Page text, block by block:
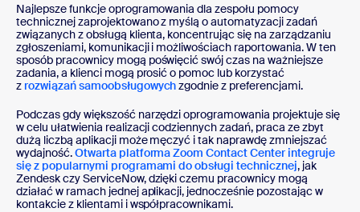
Najlepsze funkcje oprogramowania dla zespołu pomocy
technicznej zaprojektowano z myślą o automatyzacji zadań
związanych z obsługą klienta, koncentrując się na zarządzaniu
zgłoszeniami, komunikacji i możliwościach raportowania. W ten
sposób pracownicy mogą poświęcić swój czas na ważniejsze
zadania, a klienci mogą prosić o pomoc lub korzystać
z rozwiązań samoobsługowychzgodnie z preferencjami.
Podczas gdy większość narzędzi oprogramowania projektuje się
w celu ułatwienia realizacji codziennych zadań, praca ze zbyt
dużą liczbą aplikacji może męczyć i tak naprawdę zmniejszać
wydajność.Otwarta platforma Zoom Contact Center integruje
się z popularnymi programami do obsługi technicznej, jak
Zendesk czy ServiceNow, dzięki czemu pracownicy mogą
działać w ramach jednej aplikacji, jednocześnie pozostając w
kontakcie z klientami i współpracownikami.